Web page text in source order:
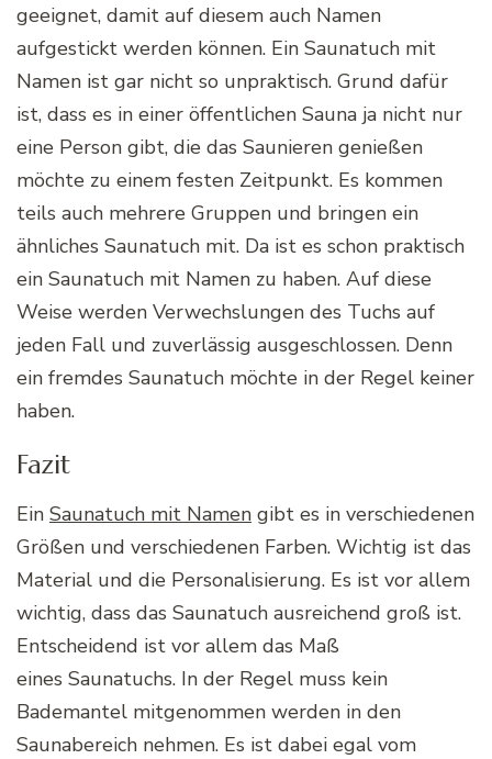
geeignet, damit auf diesem auch Namen
aufgestickt werden können. Ein Saunatuch mit
Namen ist gar nicht so unpraktisch. Grund dafür
ist, dass es in einer öffentlichen Sauna ja nicht nur
eine Person gibt, die das Saunieren genießen
möchte zu einem festen Zeitpunkt. Es kommen
teils auch mehrere Gruppen und bringen ein
ähnliches Saunatuch mit. Da ist es schon praktisch
ein Saunatuch mit Namen zu haben. Auf diese
Weise werden Verwechslungen des Tuchs auf
jeden Fall und zuverlässig ausgeschlossen. Denn
ein fremdes Saunatuch möchte in der Regel keiner
haben.
Fazit
Ein Saunatuch mit Namen gibt es in verschiedenen
Größen und verschiedenen Farben. Wichtig ist das
Material und die Personalisierung. Es ist vor allem
wichtig, dass das Saunatuch ausreichend groß ist.
Entscheidend ist vor allem das Maß
eines Saunatuchs. In der Regel muss kein
Bademantel mitgenommen werden in den
Saunabereich nehmen. Es ist dabei egal vom